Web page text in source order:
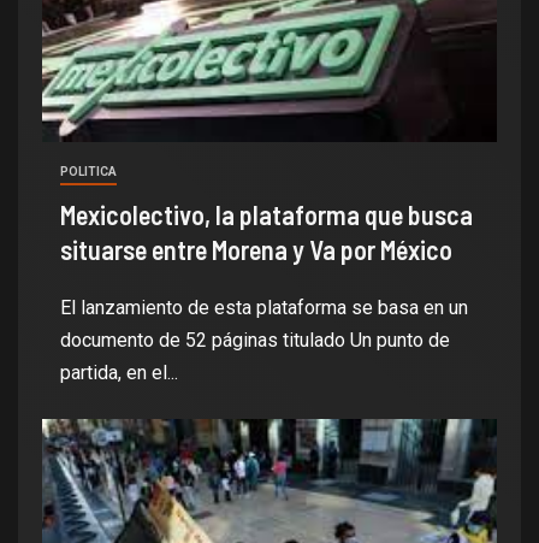
POLITICA
Mexicolectivo, la plataforma que busca
situarse entre Morena y Va por México
El lanzamiento de esta plataforma se basa en un
documento de 52 páginas titulado Un punto de
partida, en el...